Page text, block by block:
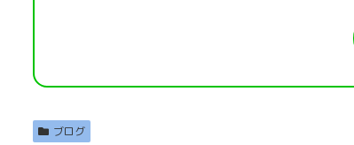
ブログ